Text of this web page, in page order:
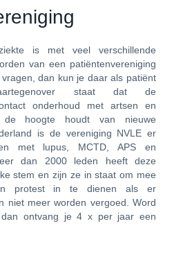
is met veel verschillende
van een patiëntenvereniging
dan kun je daar als patiënt
staat dat de
onderhoud met artsen en
hoogte houdt van nieuwe
is de vereniging NVLE er
met lupus, MCTD, APS en
dan 2000 leden heeft deze
stem en zijn ze in staat om mee
protest in te dienen als er
niet meer worden vergoed. Word
ontvang je 4 x per jaar een